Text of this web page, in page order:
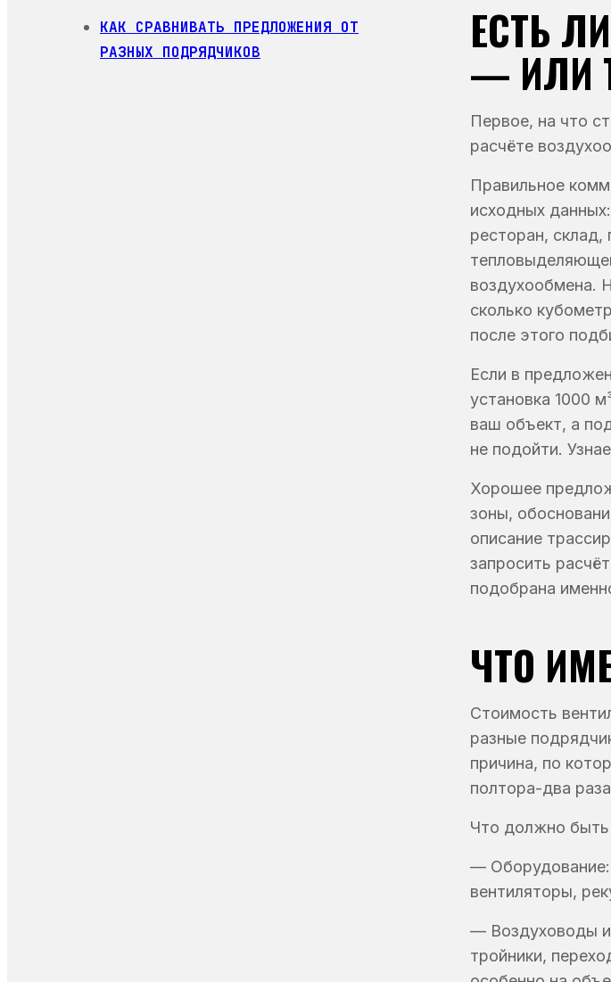
КАК СРАВНИВАТЬ ПРЕДЛОЖЕНИЯ ОТ
РАЗНЫХ ПОДРЯДЧИКОВ
ЕСТЬ
— ИЛИ
Первое, на что
расчёте
Правильное
исходных
ресторан, склад,
воздухообмена.
сколько
после этого
Если в
установка 1000
ваш объект, а
не подойти.
Хорошее
зоны,
описание
запросить
подобрана
ЧТО
Стоимость
разные
причина, по
полтора-два
Что должно быть
— Оборудование:
вентиляторы,
— Воздуховоды
тройники,